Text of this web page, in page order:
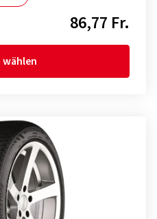
86,77 Fr.
wählen